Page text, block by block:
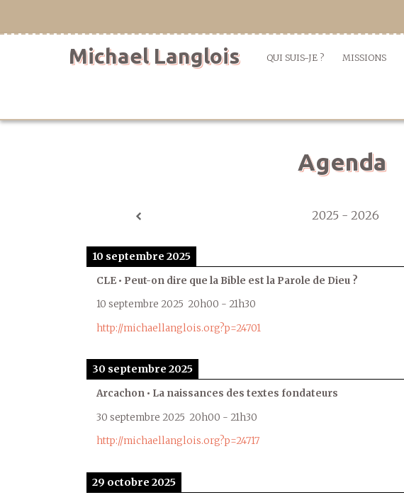
Michael Langlois QUI SUIS-JE ? MISSIONS
Agenda
2025 - 2026
10 septembre 2025
CLE • Peut-on dire que la Bible est la Parole de Dieu ?
10 septembre 2025 20h00 - 21h30
http://michaellanglois.org?p=24701
30 septembre 2025
Arcachon • La naissances des textes fondateurs
30 septembre 2025 20h00 - 21h30
http://michaellanglois.org?p=24717
29 octobre 2025